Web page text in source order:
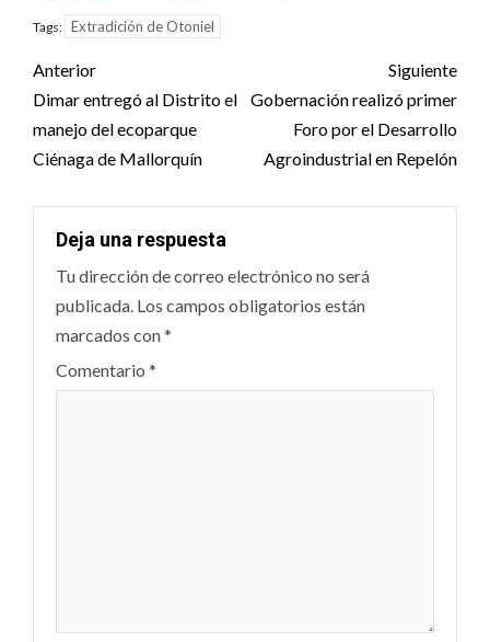
Tags: Extradición de Otoniel
Post
navigation
Anterior
Dimar entregó al Distrito el
manejo del ecoparque
Ciénaga de Mallorquín
Siguiente
Gobernación realizó primer
Foro por el Desarrollo
Agroindustrial en Repelón
Deja una respuesta
Tu dirección de correo electrónico no será
publicada. Los campos obligatorios están
marcados con*
Comentario *